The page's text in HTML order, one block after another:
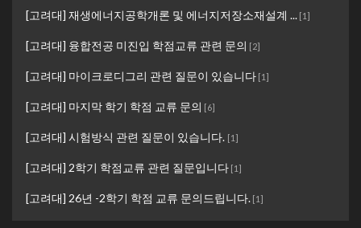
[고려대] 재생에너지공학개론 및 에너지저장소재설계 ... [1]
[고려대] 융합전공 미진입 학점교류 관련 문의 [2]
[고려대] 마이크로디그리 관련 질문이 있습니다 [1]
[고려대] 마지막 학기 학점 교류 문의 [6]
[고려대] 시험방식 관련 질문이 있습니다. [1]
[고려대] 2학기 학점교류 관련 질문입니다 [1]
[고려대] 26년 -2학기 학점 교류 문의드립니다. [1]